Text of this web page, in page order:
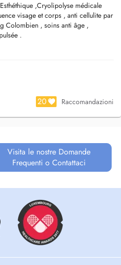
,Cryolipolyse médicale
visage et corps , anti cellulite par
Colombien , soins anti âge ,
.
20 Raccomandazioni
Visita le nostre Domande
Frequenti o Contattaci